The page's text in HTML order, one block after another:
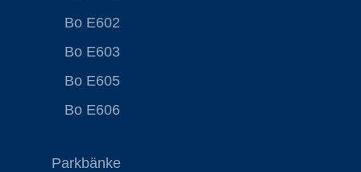
Bo E602
Bo E603
Bo E605
Bo E606
Parkbänke